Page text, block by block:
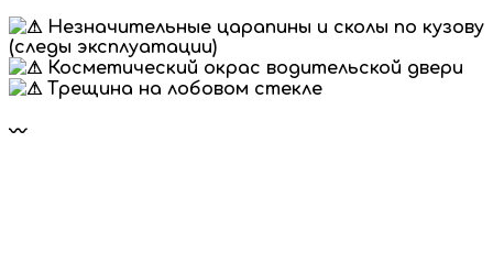
Незначительные царапины и сколы по кузову
(следы эксплуатации)
Косметический окрас водительской двери
Трещина на лобовом стекле
〰